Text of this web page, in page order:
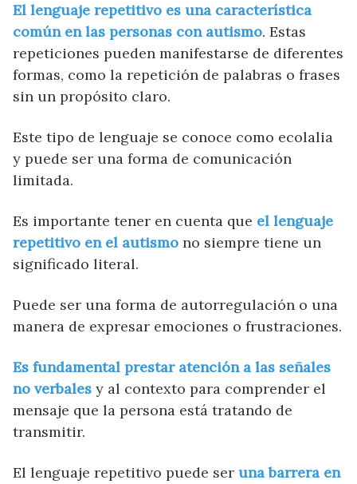
El lenguaje repetitivo es una característica
común en las personas con autismo. Estas
repeticiones pueden manifestarse de diferentes
formas, como la repetición de palabras o frases
sin un propósito claro.
Este tipo de lenguaje se conoce como ecolalia
y puede ser una forma de comunicación
limitada.
Es importante tener en cuenta que el lenguaje
repetitivo en el autismo no siempre tiene un
significado literal.
Puede ser una forma de autorregulación o una
manera de expresar emociones o frustraciones.
Es fundamental prestar atención a las señales
no verbales y al contexto para comprender el
mensaje que la persona está tratando de
transmitir.
El lenguaje repetitivo puede ser una barrera en